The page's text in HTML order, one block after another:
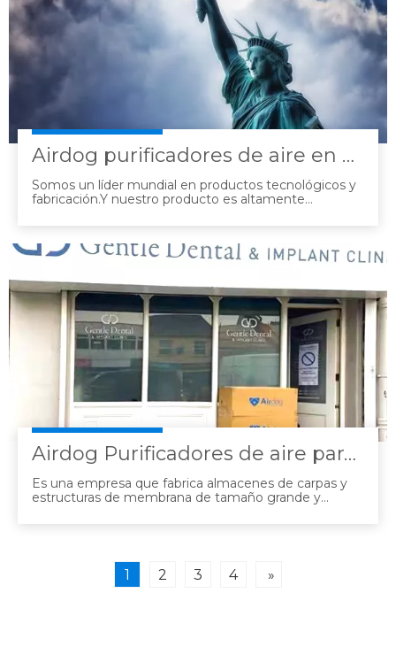
Airdog purificadores de aire en EE. UU.
Somos un líder mundial en productos tecnológicos y
fabricación.Y nuestro producto es altamente
Airdog Purificadores de aire para fábrica
Es una empresa que fabrica almacenes de carpas y
estructuras de membrana de tamaño grande y
trabajador, soplando aire limpio hacia el área de
1 2 3 4 »